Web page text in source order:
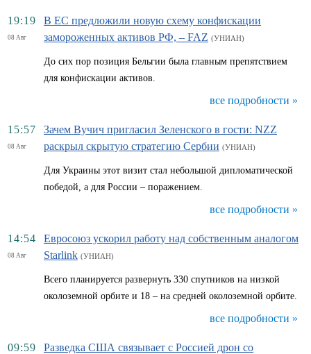
19:19
08 Авг
В ЕС предложили новую схему конфискации
замороженных активов РФ, – FAZ (УНИАН)
До сих пор позиция Бельгии была главным препятствием
для конфискации активов.
все подробности »
15:57
08 Авг
Зачем Вучич пригласил Зеленского в гости: NZZ
раскрыл скрытую стратегию Сербии (УНИАН)
Для Украины этот визит стал небольшой дипломатической
победой, а для России – поражением.
все подробности »
14:54
08 Авг
Евросоюз ускорил работу над собственным аналогом
Starlink (УНИАН)
Всего планируется развернуть 330 спутников на низкой
околоземной орбите и 18 – на средней околоземной орбите.
все подробности »
09:59
Разведка США связывает с Россией дрон со